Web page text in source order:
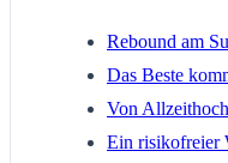
Rebound am
Das Beste
Von
Ein risikofreier